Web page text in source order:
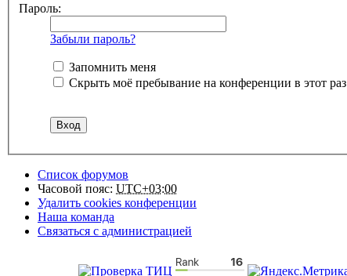
Пароль:
Забыли пароль?
Запомнить меня
Скрыть моё пребывание на конференции в этот раз
Список форумов
Часовой пояс: UTC+03:00
Удалить cookies конференции
Наша команда
Связаться с администрацией